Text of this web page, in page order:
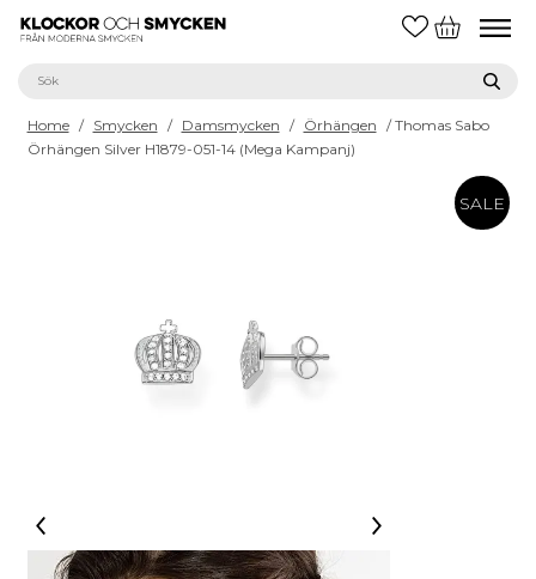
Home / Smycken / Damsmycken / Örhängen / Thomas Sabo
Örhängen Silver H1879-051-14 (Mega Kampanj)
SALE